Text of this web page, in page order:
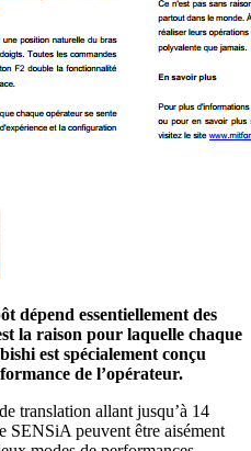
dépend essentiellement des
la raison pour laquelle chaque
est spécialement conçu
de l’opérateur.
translation allant jusqu’à 14
SENSiA peuvent être aisément